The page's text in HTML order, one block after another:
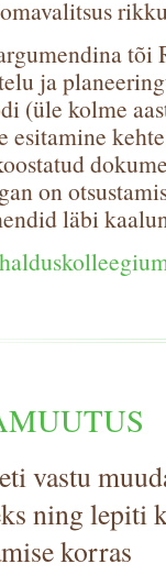
ja
(üle kolme
esitamine
on
läbi
vastu
ning lepiti
korras